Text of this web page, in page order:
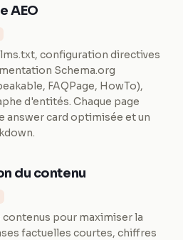
AEO
configuration directives
Schema.org
FAQPage, HowTo),
d'entités. Chaque page
answer card optimisée et un
du contenu
contenus pour maximiser la
factuelles courtes, chiffres